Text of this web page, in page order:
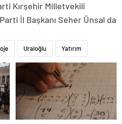
Kırşehir Milletvekili
İl Başkanı Seher Ünsal da
Uraloğlu Yatırım